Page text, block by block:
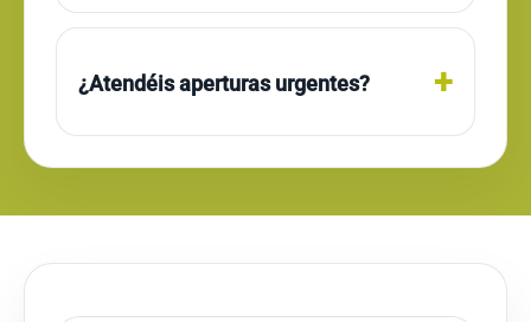
¿Atendéis aperturas urgentes?